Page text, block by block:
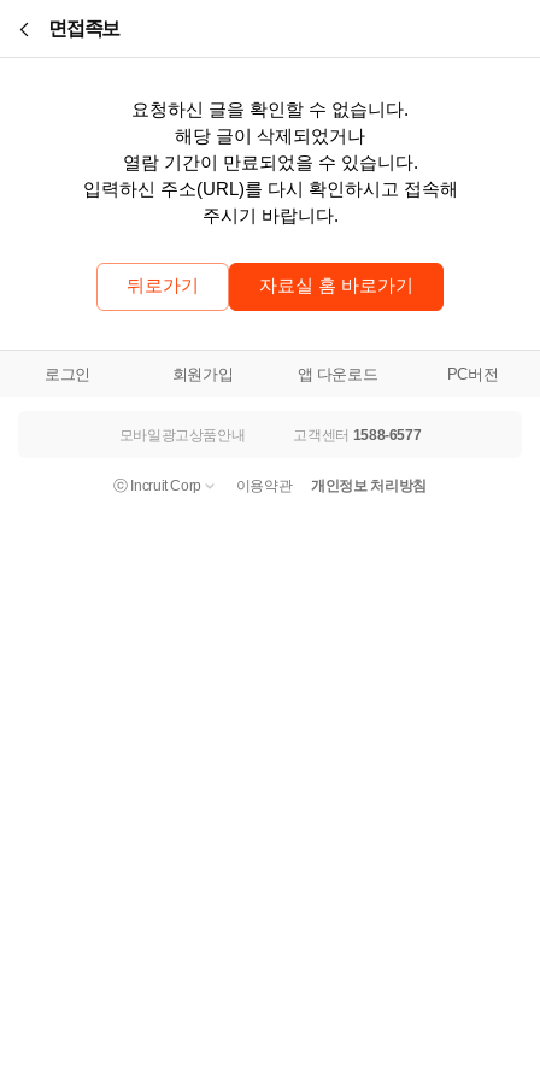
면접족보
요청하신 글을 확인할 수 없습니다.
해당 글이 삭제되었거나
열람 기간이 만료되었을 수 있습니다.
입력하신 주소(URL)를 다시 확인하시고 접속해
주시기 바랍니다.
뒤로가기 자료실 홈 바로가기
로그인 회원가입 앱 다운로드 PC버전
모바일광고상품안내 고객센터 1588-6577
ⓒ Incruit Corp 이용약관 개인정보 처리방침